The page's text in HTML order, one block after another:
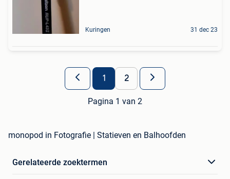
Kuringen 31 dec 23
1 2
Pagina 1 van 2
monopod in Fotografie | Statieven en Balhoofden
Gerelateerde zoektermen